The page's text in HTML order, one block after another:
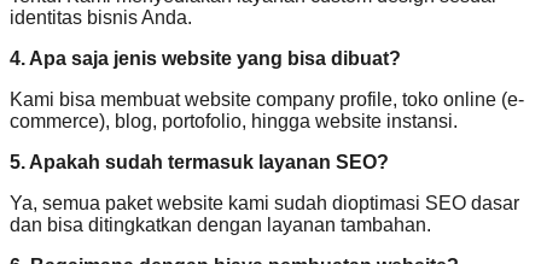
identitas bisnis Anda.
4. Apa saja jenis website yang bisa dibuat?
Kami bisa membuat website company profile, toko online (e-
commerce), blog, portofolio, hingga website instansi.
5. Apakah sudah termasuk layanan SEO?
Ya, semua paket website kami sudah dioptimasi SEO dasar
dan bisa ditingkatkan dengan layanan tambahan.